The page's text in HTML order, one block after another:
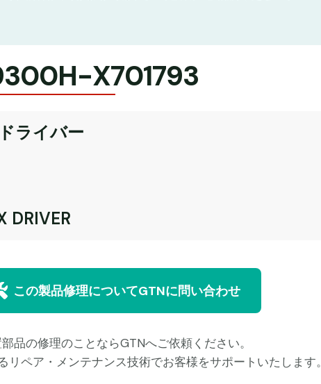
X701793
ライバー
DRIVER
この製品修理についてGTNに問い合わせ
品の修理のことならGTNへご依頼ください。
リペア・メンテナンス技術でお客様をサポートいたします。